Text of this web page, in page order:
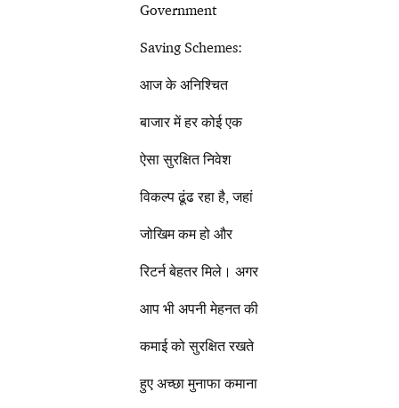
Government
Saving Schemes:
आज के अनिश्चित
बाजार में हर कोई एक
ऐसा सुरक्षित निवेश
विकल्प ढूंढ रहा है, जहां
जोखिम कम हो और
रिटर्न बेहतर मिले। अगर
आप भी अपनी मेहनत की
कमाई को सुरक्षित रखते
हुए अच्छा मुनाफा कमाना